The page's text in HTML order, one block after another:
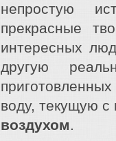
непростую
прекрасные
интересных
другую
воду, текущую
воздухом.